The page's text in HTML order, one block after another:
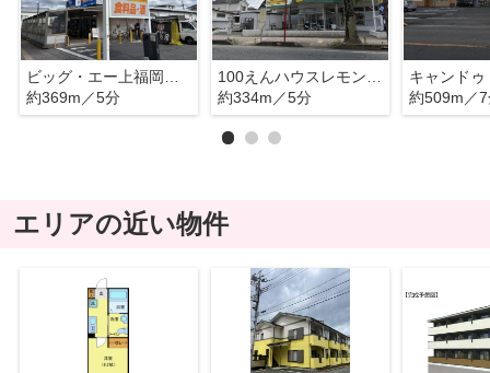
ビッグ・エー上福岡松山店
約369m／5分
100えんハウスレモン ふじみ野店
約334m／5分
約509m／
エリアの近い物件